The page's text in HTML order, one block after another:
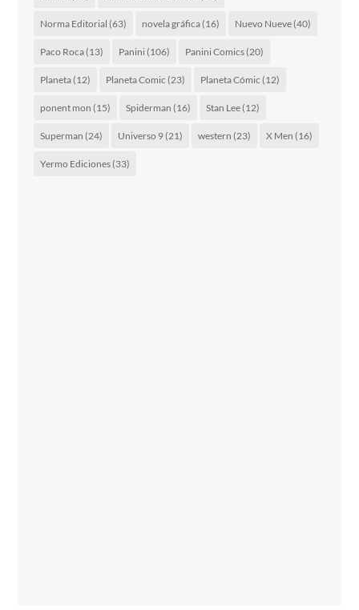
Norma Editorial (63) novela gráfica(16) Nuevo Nueve(40)
Paco Roca(13) Panini(106) Panini Comics(20)
Planeta(12) Planeta Comic (23) Planeta Cómic (12)
ponent mon (15) Spiderman (16) Stan Lee(12)
Superman (24) Universo 9(21) western (23) X Men (16)
Yermo Ediciones(33)